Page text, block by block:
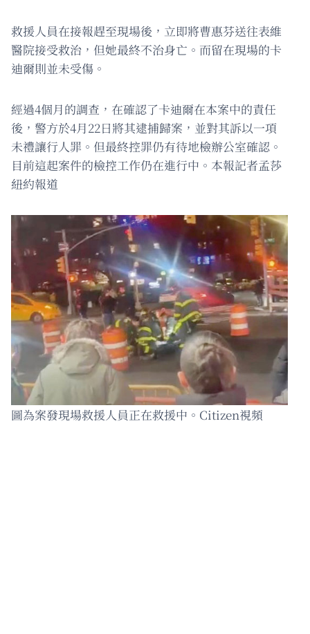
救援人員在接報趕至現場後，立即將曹惠芬送往表維
醫院接受救治，但她最終不治身亡。而留在現場的卡
迪爾則並未受傷。
經過4個月的調查，在確認了卡迪爾在本案中的責任
後，警方於4月22日將其逮捕歸案，並對其訴以一項
未禮讓行人罪。但最終控罪仍有待地檢辦公室確認。
目前這起案件的檢控工作仍在進行中。本報記者孟莎
紐約報道
圖為案發現場救援人員正在救援中。Citizen視頻